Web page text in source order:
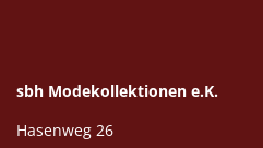
sbh Modekollektionen e.K.
Hasenweg 26